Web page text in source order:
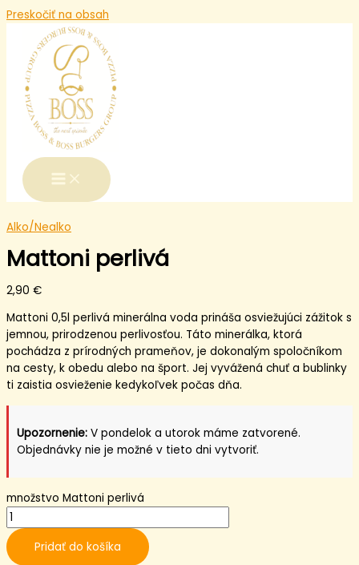
Preskočiť na obsah
Alko/Nealko
Mattoni perlivá
2,90 €
Mattoni 0,5l perlivá minerálna voda prináša osviežujúci zážitok s
jemnou, prirodzenou perlivosťou. Táto minerálka, ktorá
pochádza z prírodných prameňov, je dokonalým spoločníkom
na cesty, k obedu alebo na šport. Jej vyvážená chuť a bublinky
ti zaistia osvieženie kedykoľvek počas dňa.
Upozornenie: V pondelok a utorok máme zatvorené.
Objednávky nie je možné v tieto dni vytvoriť.
množstvo Mattoni perlivá
Pridať do košíka